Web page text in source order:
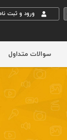
ورود و ثبت
سوالات متداول